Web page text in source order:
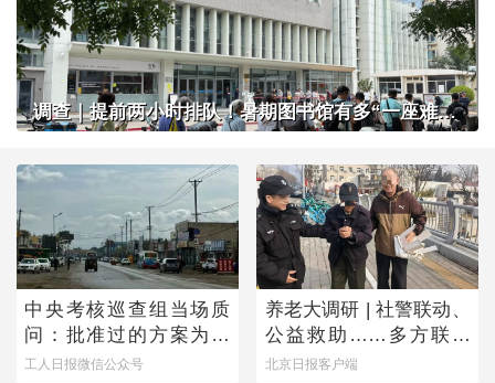
调查｜提前两小时排队！暑期图书馆有多“一座难求”？
中央考核巡查组当场质
问：批准过的方案为何
不执行？
工人日报微信公众号
养老大调研 | 社警联动、
公益救助……多方联手
撑起防走失网络
北京日报客户端